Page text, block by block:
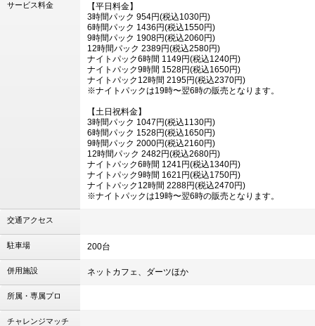
サービス料金
【平日料金】
3時間パック 954円(税込1030円)
6時間パック 1436円(税込1550円)
9時間パック 1908円(税込2060円)
12時間パック 2389円(税込2580円)
ナイトパック6時間 1149円(税込1240円)
ナイトパック9時間 1528円(税込1650円)
ナイトパック12時間 2195円(税込2370円)
※ナイトパックは19時〜翌6時の販売となります。
【土日祝料金】
3時間パック 1047円(税込1130円)
6時間パック 1528円(税込1650円)
9時間パック 2000円(税込2160円)
12時間パック 2482円(税込2680円)
ナイトパック6時間 1241円(税込1340円)
ナイトパック9時間 1621円(税込1750円)
ナイトパック12時間 2288円(税込2470円)
※ナイトパックは19時〜翌6時の販売となります。
交通アクセス
駐車場 200台
併用施設 ネットカフェ、ダーツほか
所属・専属プロ
チャレンジマッチ